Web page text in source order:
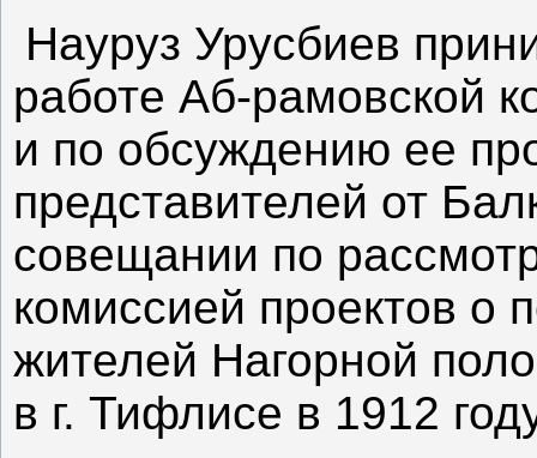
Науруз Урусбиев
работе Аб-рамовской
и по обсуждению ее
представителей от
совещании по
комиссией проектов о
жителей Нагорной
в г. Тифлисе в 1912